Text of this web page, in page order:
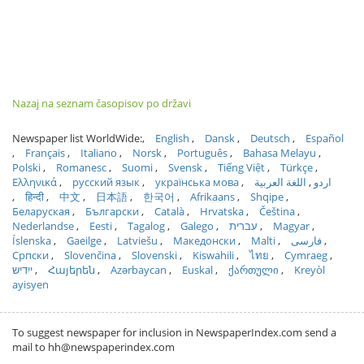
Nazaj na seznam časopisov po državi
Newspaper list WorldWide: English Dansk Deutsch
Español
Français
Italiano Norsk Português
Bahasa Melayu
Polski
Romanesc Suomi Svensk Tiếng Việt
Türkçe
Ελληνικά
русский язык українська мова اردو
اللغة العربية
हिन्दी
中文 日本語 한국어 Afrikaans
Shqipe
Беларуская
Български Català Hrvatska
Čeština
Nederlandse
Eesti Tagalog Galego עברית
Magyar
Íslenska
Gaeilge Latviešu Македонски Malti
فارسی
Српски
Slovenčina Slovenski Kiswahili ไทย
Cymraeg
ייִדיש
Հայերեն Azərbaycan Euskal ქართული
Kreyòl
ayisyen
To suggest newspaper for inclusion in NewspaperIndex.com send a
mail to hh@newspaperindex.com